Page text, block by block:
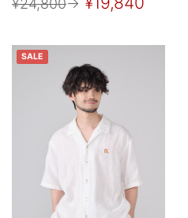
¥24,800→
SALE